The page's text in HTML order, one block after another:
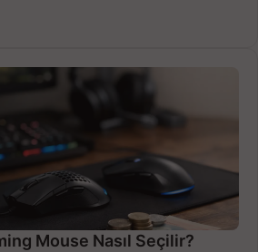
Mouse Nasıl Seçilir?